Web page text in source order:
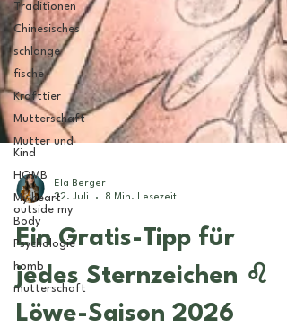
Traditionen
Chinesisches
schlange
fische
Krafttier
Mutterschaft
Mutter und
Kind
HOMB
My heart
outside my
Body
Psychologie
homb
mutterschaft
Ela Berger
22. Juli
8 Min. Lesezeit
Ein Gratis-Tipp für
jedes Sternzeichen ♌